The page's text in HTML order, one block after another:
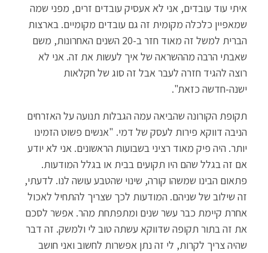
איתי עוד עובדים, אני לא אעסיק עובדים זרים, מפני שמה
שמאפיין כלכלה מקומית זה גם עובדים מקומיים. בארצות
הברית למשל זה מאוד חזר ב-20 השנים האחרונות, משם
שאבתי הרבה מההשראה של איך לעשות את זה. אני לא
רוצה להגיד חזרה לעבר אבל זה סוג של חקלאות
ישנה-חדשה כזאת".
תקופת הקורונה שהביאה עמה הגבלות תנועה על האזרחים
הניבה דווקא פירות לעסק של דמי. "אנשים פשוט הזמינו
יותר. היה פיק מאוד רציני בשבועות הראשונים. אני לא יודע
אם זה בגלל שהם היו תקועים בבית או בגלל המודעות.
פתאום הבינו שמשהו קורה, שינוי שהטבע עושה לנו. לדעתי,
זה שילוב של שניהם. המודעות לכך שצריך להתחיל לאכול
אחרת קיימת כבר עשר שנים ומתפתחת מהר. אפשר לסכם
את זה בתור תקופה שדווקא עשתה טוב לי ולמשק. זה דבר
שהיה צריך לקרות, לי זה נתן אפשרות לחשוב ואני חושב